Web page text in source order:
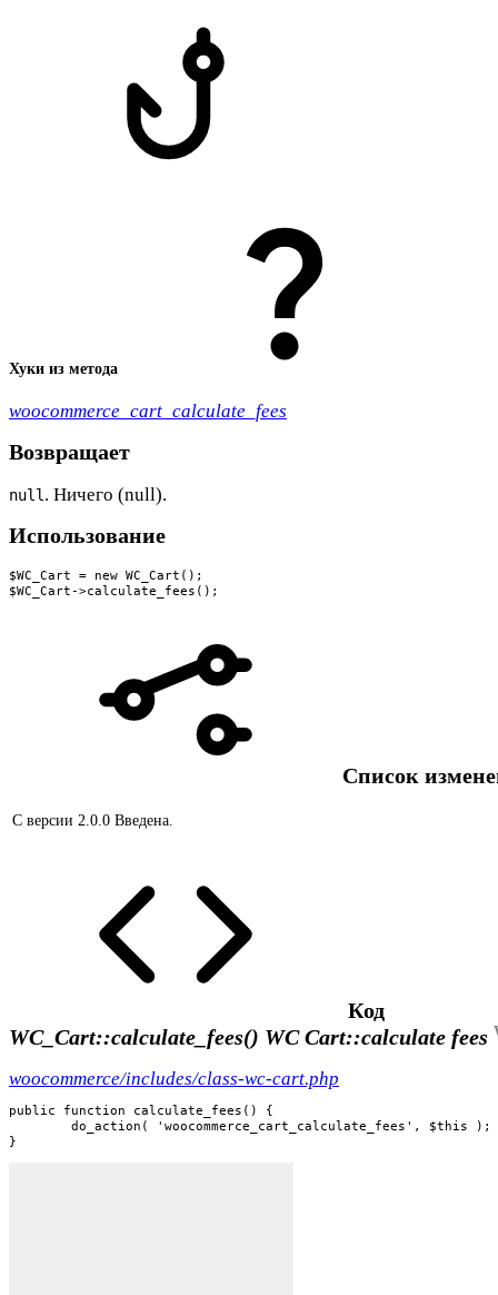
Хуки из метода
woocommerce_cart_calculate_fees
Возвращает
null . Ничего (null).
Использование
$WC_Cart = new WC_Cart();
$WC_Cart->calculate_fees();
Список
С версии 2.0.0 Введена.
Код
WC_Cart::calculate_fees() WC Cart::calculate fees
woocommerce/includes/class-wc-cart.php
public function calculate_fees() {
}